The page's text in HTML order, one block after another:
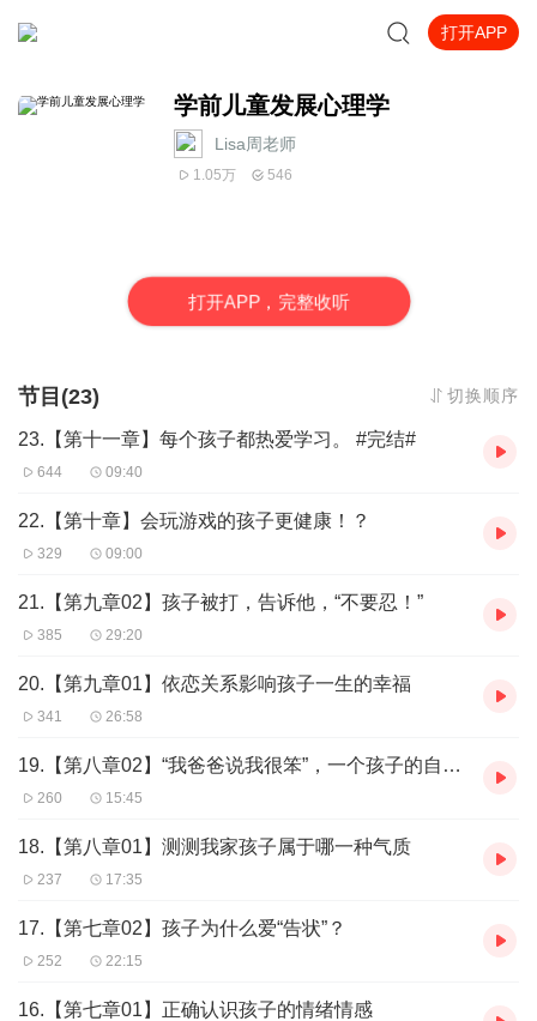
打开APP
学前儿童发展心理学
Lisa周老师
1.05万 546
打开APP，完整收听
节目(23) 切换顺序
23.【第十一章】每个孩子都热爱学习。 #完结#
644 09:40
22.【第十章】会玩游戏的孩子更健康！？
329 09:00
21.【第九章02】孩子被打，告诉他，“不要忍！”
385 29:20
20.【第九章01】依恋关系影响孩子一生的幸福
341 26:58
19.【第八章02】“我爸爸说我很笨”，一个孩子的自我评价
260 15:45
18.【第八章01】测测我家孩子属于哪一种气质
237 17:35
17.【第七章02】孩子为什么爱“告状”？
252 22:15
16.【第七章01】正确认识孩子的情绪情感